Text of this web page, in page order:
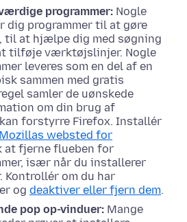
programmer: Nogle
dig programmer til at gøre
til at hjælpe dig med søgning
tilføje værktøjslinjer. Nogle
leveres som en del af en
sammen med gratis
samler de uønskede
om din brug af
forstyrre Firefox. Installér
Mozillas websted for
at fjerne flueben for
især når du installerer
Kontrollér om du har
og deaktiver eller fjern dem.
pop op-vinduer: Mange